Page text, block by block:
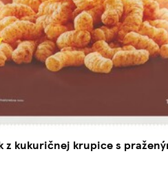
z kukuričnej krupice s